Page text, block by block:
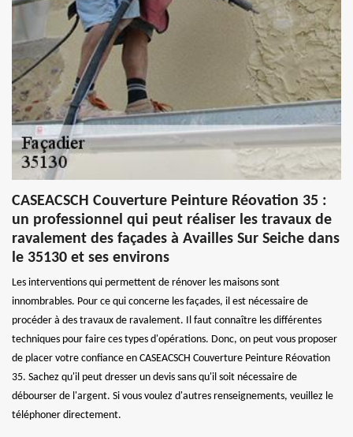
CASEACSCH Couverture Peinture Réovation 35 :
un professionnel qui peut réaliser les travaux de
ravalement des façades à Availles Sur Seiche dans
le 35130 et ses environs
Les interventions qui permettent de rénover les maisons sont
innombrables. Pour ce qui concerne les façades, il est nécessaire de
procéder à des travaux de ravalement. Il faut connaître les différentes
techniques pour faire ces types d'opérations. Donc, on peut vous proposer
de placer votre confiance en CASEACSCH Couverture Peinture Réovation
35. Sachez qu'il peut dresser un devis sans qu'il soit nécessaire de
débourser de l'argent. Si vous voulez d'autres renseignements, veuillez le
téléphoner directement.